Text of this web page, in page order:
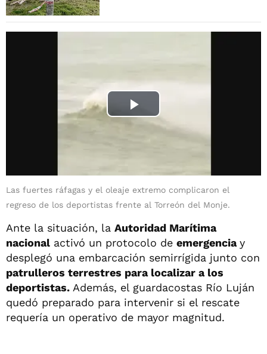
Las fuertes ráfagas y el oleaje extremo complicaron el
regreso de los deportistas frente al Torreón del Monje.
Ante la situación, la Autoridad Marítima
nacional activó un protocolo de emergenciay
desplegó una embarcación semirrígida junto con
patrulleros terrestres para localizar a los
deportistas. Además, el guardacostas Río Luján
quedó preparado para intervenir si el rescate
requería un operativo de mayor magnitud.